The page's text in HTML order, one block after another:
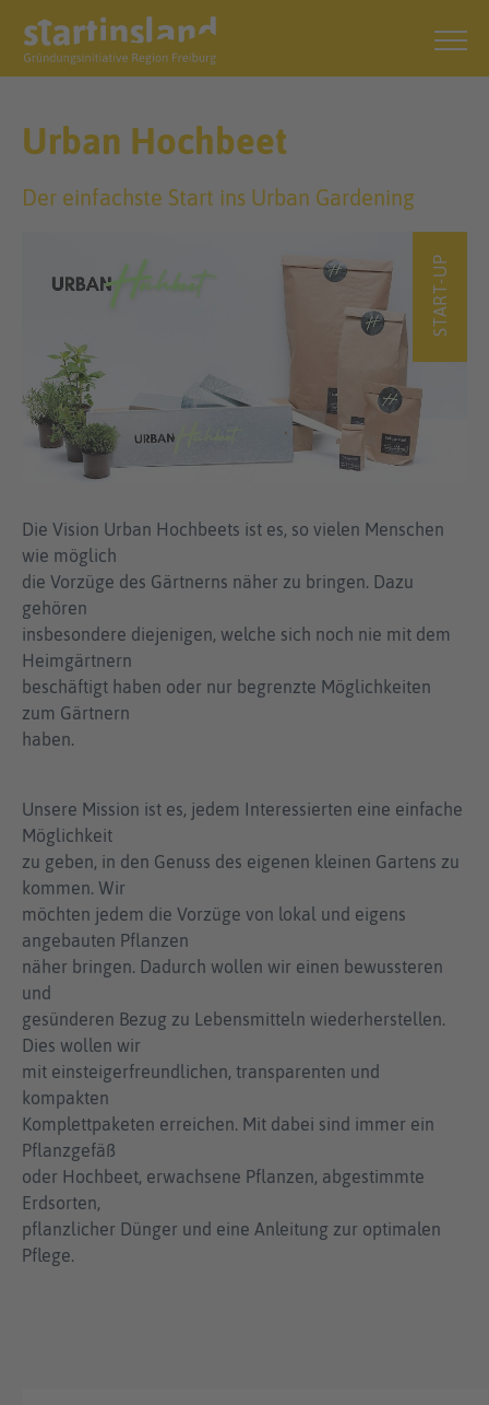
Urban Hochbeet
Der einfachste Start ins Urban Gardening
START-UP
Die Vision Urban Hochbeets ist es, so vielen Menschen
wie möglich
die Vorzüge des Gärtnerns näher zu bringen. Dazu
gehören
insbesondere diejenigen, welche sich noch nie mit dem
Heimgärtnern
beschäftigt haben oder nur begrenzte Möglichkeiten
zum Gärtnern
haben.
Unsere Mission ist es, jedem Interessierten eine einfache
Möglichkeit
zu geben, in den Genuss des eigenen kleinen Gartens zu
kommen. Wir
möchten jedem die Vorzüge von lokal und eigens
angebauten Pflanzen
näher bringen. Dadurch wollen wir einen bewussteren
und
gesünderen Bezug zu Lebensmitteln wiederherstellen.
Dies wollen wir
mit einsteigerfreundlichen, transparenten und
kompakten
Komplettpaketen erreichen. Mit dabei sind immer ein
Pflanzgefäß
oder Hochbeet, erwachsene Pflanzen, abgestimmte
Erdsorten,
pflanzlicher Dünger und eine Anleitung zur optimalen
Pflege.